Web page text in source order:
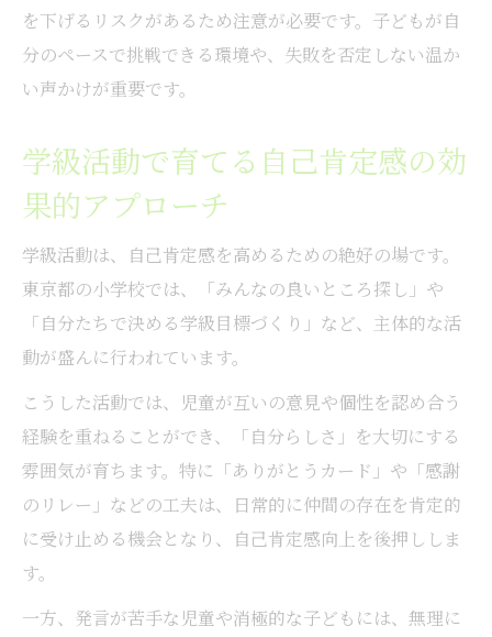
を下げるリスクがあるため注意が必要です。子どもが自
分のペースで挑戦できる環境や、失敗を否定しない温か
い声かけが重要です。
学級活動で育てる自己肯定感の効
果的アプローチ
学級活動は、自己肯定感を高めるための絶好の場です。
東京都の小学校では、「みんなの良いところ探し」や
「自分たちで決める学級目標づくり」など、主体的な活
動が盛んに行われています。
こうした活動では、児童が互いの意見や個性を認め合う
経験を重ねることができ、「自分らしさ」を大切にする
雰囲気が育ちます。特に「ありがとうカード」や「感謝
のリレー」などの工夫は、日常的に仲間の存在を肯定的
に受け止める機会となり、自己肯定感向上を後押ししま
す。
一方、発言が苦手な児童や消極的な子どもには、無理に